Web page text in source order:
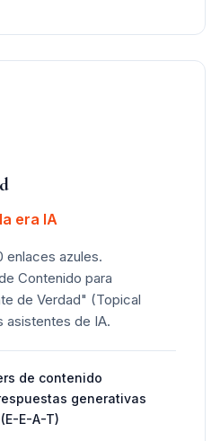
era IA
enlaces azules.
Contenido para
de Verdad" (Topical
asistentes de IA.
de contenido
generativas
E-A-T)